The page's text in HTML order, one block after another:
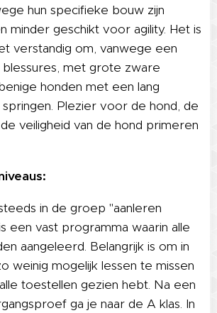
hun specifieke bouw zijn
minder geschikt voor agility. Het is
verstandig om, vanwege een
met grote zware
honden met een lang
springen. Plezier voor de hond, de
veiligheid van de hond primeren
in de groep "aanleren
een vast programma waarin alle
aangeleerd. Belangrijk is om in
weinig mogelijk lessen te missen
toestellen gezien hebt. Na een
ga je naar de A klas. In